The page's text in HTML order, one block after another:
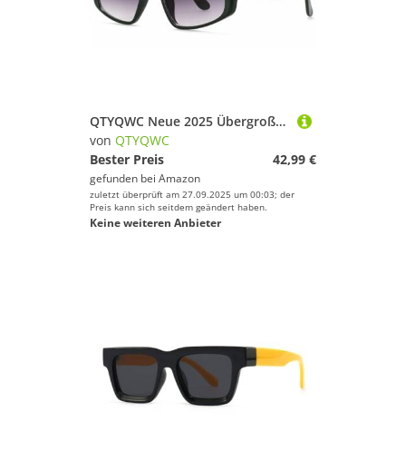
QTYQWC Neue 2025 Übergroße Sonnenbrille Frauen Vintage Big Breal Frauen Sonnenbrillen Modetöne für Männer
von QTYQWC
Bester Preis
42,99 €
gefunden bei Amazon
zuletzt überprüft am 27.09.2025 um 00:03; der
Preis kann sich seitdem geändert haben.
Keine weiteren Anbieter